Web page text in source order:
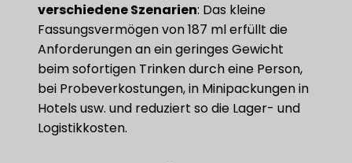
verschiedene Szenarien​​: Das kleine
Fassungsvermögen von 187 ml erfüllt die
Anforderungen an ein geringes Gewicht
beim sofortigen Trinken durch eine Person,
bei Probeverkostungen, in Minipackungen in
Hotels usw. und reduziert so die Lager- und
Logistikkosten.